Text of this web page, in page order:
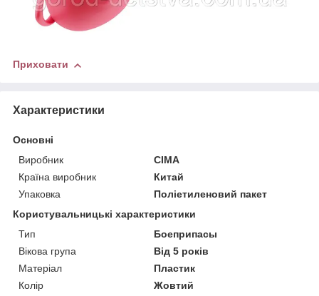
Приховати
Характеристики
Основні
Виробник
CIMA
Країна виробник
Китай
Упаковка
Поліетиленовий пакет
Користувальницькі характеристики
Тип
Боеприпасы
Вікова група
Від 5 років
Матеріал
Пластик
Колір
Жовтий